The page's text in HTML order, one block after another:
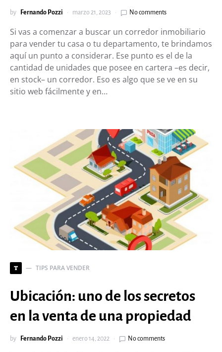
by Fernando Pozzi marzo 21, 2023 No comments
Si vas a comenzar a buscar un corredor inmobiliario
para vender tu casa o tu departamento, te brindamos
aquí un punto a considerar. Ese punto es el de la
cantidad de unidades que posee en cartera –es decir,
en stock– un corredor. Eso es algo que se ve en su
sitio web fácilmente y en…
T TIPS PARA VENDER
Ubicación: uno de los secretos
en la venta de una propiedad
by Fernando Pozzi enero 14, 2022 No comments